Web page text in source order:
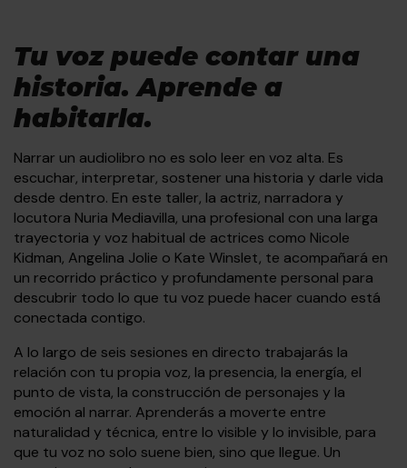
Tu voz puede contar una
historia. Aprende a
habitarla.
Narrar un audiolibro no es solo leer en voz alta. Es
escuchar, interpretar, sostener una historia y darle vida
desde dentro. En este taller, la actriz, narradora y
locutora Nuria Mediavilla, una profesional con una larga
trayectoria y voz habitual de actrices como Nicole
Kidman, Angelina Jolie o Kate Winslet, te acompañará en
un recorrido práctico y profundamente personal para
descubrir todo lo que tu voz puede hacer cuando está
conectada contigo.
A lo largo de seis sesiones en directo trabajarás la
relación con tu propia voz, la presencia, la energía, el
punto de vista, la construcción de personajes y la
emoción al narrar. Aprenderás a moverte entre
naturalidad y técnica, entre lo visible y lo invisible, para
que tu voz no solo suene bien, sino que llegue. Un